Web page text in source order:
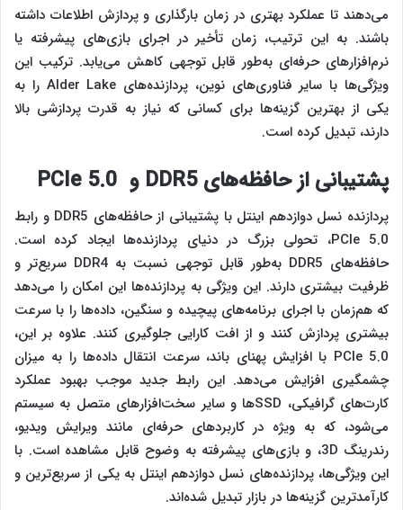
می‌دهند تا عملکرد بهتری در زمان بارگذاری و پردازش اطلاعات داشته
باشند. به این ترتیب، زمان تأخیر در اجرای بازی‌های پیشرفته یا
نرم‌افزارهای حرفه‌ای به‌طور قابل توجهی کاهش می‌یابد. ترکیب این
ویژگی‌ها با سایر فناوری‌های نوین، پردازنده‌های Alder Lake را به
یکی از بهترین گزینه‌ها برای کسانی که نیاز به قدرت پردازشی بالا
دارند، تبدیل کرده است.
پشتیبانی از حافظه‌هایDDR5 و
پردازنده‌ نسل دوازدهم اینتل با پشتیبانی از حافظه‌های DDR5 و رابط
PCIe 5.0، تحولی بزرگ در دنیای پردازنده‌ها ایجاد کرده‌ است.
حافظه‌های DDR5 به‌طور قابل توجهی نسبت به DDR4 سریع‌تر و
ظرفیت بیشتری دارند. این ویژگی به پردازنده‌ها این امکان را می‌دهد
که هم‌زمان با اجرای برنامه‌های پیچیده و سنگین، داده‌ها را با سرعت
بیشتری پردازش کنند و از افت کارایی جلوگیری کنند. علاوه بر این،
PCIe 5.0 با افزایش پهنای باند، سرعت انتقال داده‌ها را به میزان
چشمگیری افزایش می‌دهد. این رابط جدید موجب بهبود عملکرد
کارت‌های گرافیکی، SSDها و سایر سخت‌افزارهای متصل به سیستم
می‌شود، که به ویژه در کاربردهای حرفه‌ای مانند ویرایش ویدیو،
رندرینگ 3D، و بازی‌های پیشرفته به وضوح قابل مشاهده است. با
این ویژگی‌ها، پردازنده‌های نسل دوازدهم اینتل به یکی از سریع‌ترین و
کارآمدترین گزینه‌ها در بازار تبدیل شده‌اند.